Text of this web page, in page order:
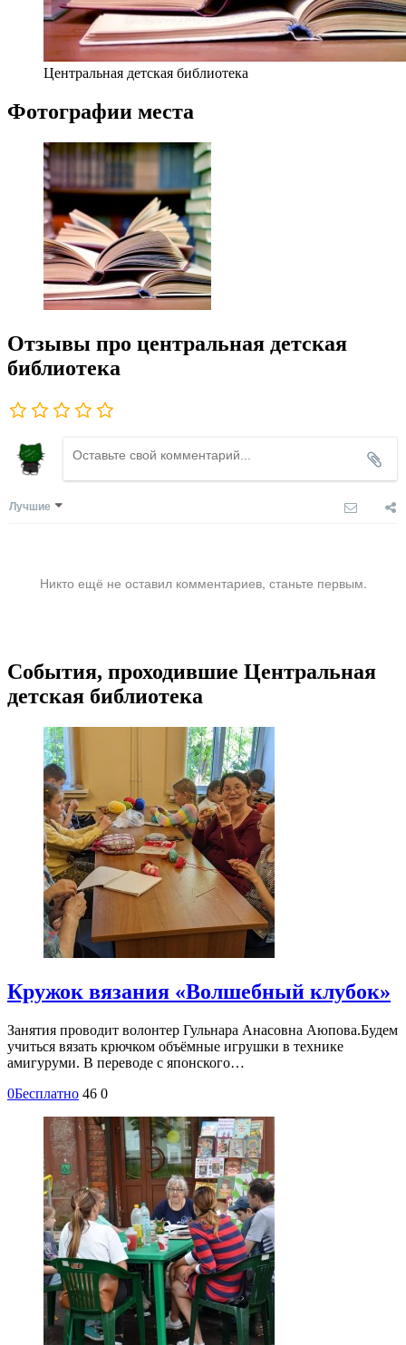
Центральная детская библиотека
Фотографии места
Отзывы про центральная детская
библиотека
Лучшие
Никто ещё не оставил комментариев, станьте первым.
События, проходившие Центральная
детская библиотека
Кружок вязания «Волшебный клубок»
Занятия проводит волонтер Гульнара Анасовна Аюпова.Будем
учиться вязать крючком объёмные игрушки в технике
амигуруми. В переводе с японского…
0Бесплатно 46 0